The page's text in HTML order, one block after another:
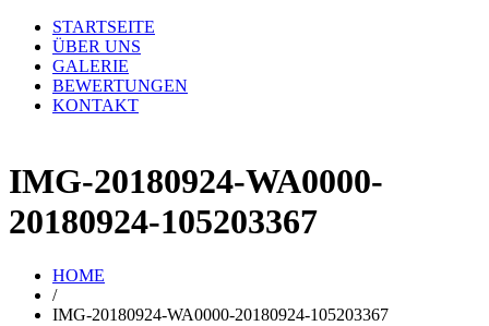
STARTSEITE
ÜBER UNS
GALERIE
BEWERTUNGEN
KONTAKT
IMG-20180924-WA0000-
20180924-105203367
HOME
/
IMG-20180924-WA0000-20180924-105203367